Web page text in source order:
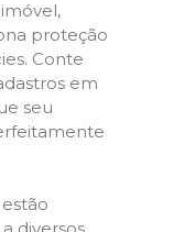
proteção
Conte
em
seu